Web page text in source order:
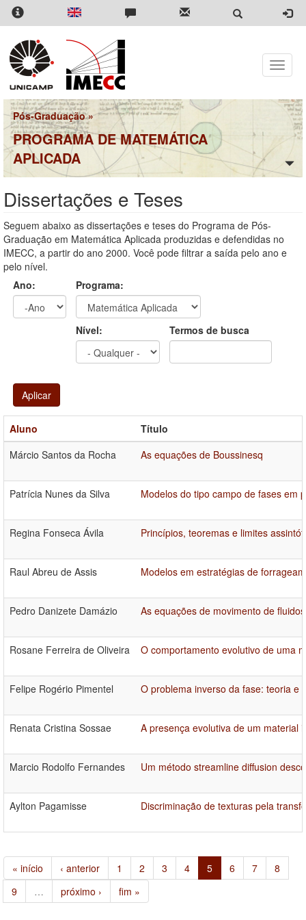
Pular
para
conteúdo
principal
Toggle
Pós-Graduação»
PROGRAMA DE MATEMÁTICA
APLICADA
Dissertações e Teses
Seguem abaixo as dissertações e teses do Programa de Pós-
Graduação em Matemática Aplicada produzidas e defendidas no
IMECC, a partir do ano 2000. Você pode filtrar a saída pelo ano e
pelo nível.
Ano:
Programa:
Nível: Termos de busca
Aplicar
Aluno
Título
Márcio Santos da Rocha
As equações de Boussinesq
Patrícia Nunes da Silva Modelos do tipo campo de fases em
Regina Fonseca Ávila Princípios, teoremas e limites
Raul Abreu de Assis Modelos em estratégias de
Pedro Danizete Damázio As equações de movimento de
Rosane Ferreira de Oliveira O comportamento evolutivo de uma
Felipe Rogério Pimentel O problema inverso da fase: teoria e
Renata Cristina Sossae A presença evolutiva de um material
Marcio Rodolfo Fernandes Um método streamline diffusion
Aylton Pagamisse Discriminação de texturas pela
« início ‹ anterior 1 2 3 4 5 6 7
8
9
… próximo › fim »